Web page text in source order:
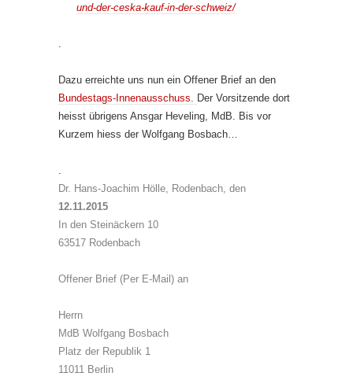
und-der-ceska-kauf-in-der-schweiz/
Dazu erreichte uns nun ein Offener Brief an den
Bundestags-Innenausschuss.
Der Vorsitzende dort
heisst übrigens Ansgar Heveling, MdB. Bis vor
Kurzem hiess der Wolfgang Bosbach…
Dr. Hans-Joachim Hölle, Rodenbach, den
12.11.2015
In den Steinäckern 10
63517 Rodenbach
Offener Brief (Per E-Mail) an
Herrn
MdB Wolfgang Bosbach
Platz der Republik 1
11011 Berlin